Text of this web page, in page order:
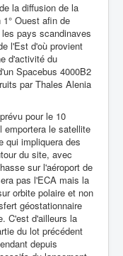
la diffusion de la
Ouest afin de
pays scandinaves
l'Est d'où provient
d'activité du
Spacebus 4000B2
par Thales Alenia
pour le 10
emportera le satellite
qui impliquera des
du site, avec
sur l'aéroport de
pas l'ECA mais la
orbite polaire et non
géostationnaire
C'est d'ailleurs la
du lot précédent
depuis